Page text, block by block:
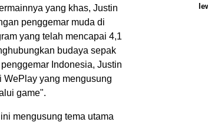
yang khas, Justin
penggemar muda di
yang telah mencapai 4,1
budaya sepak
Indonesia, Justin
yang mengusung
game".
mengusung tema utama